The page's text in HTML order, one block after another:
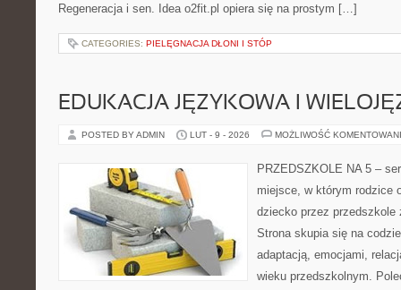
Regeneracja i sen. Idea o2fit.pl opiera się na prostym […]
CATEGORIES: PIELĘGNACJA DŁONI I STÓP
EDUKACJA JĘZYKOWA I
POSTED BY ADMIN LUT - 9 - 2026 MOŻLIWOŚĆ
PRZEDSZKOLE NA 5 –
miejsce, w którym rodzice
dziecko przez przedszkole
Strona skupia się na
adaptacją, emocjami,
wieku przedszkolnym.